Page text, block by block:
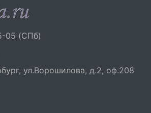
05 (СПб)
ул.Ворошилова, д.2, оф.208